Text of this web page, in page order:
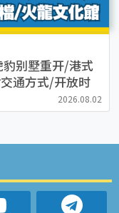
别墅重开/港式
通方式/开放时
2026.08.02